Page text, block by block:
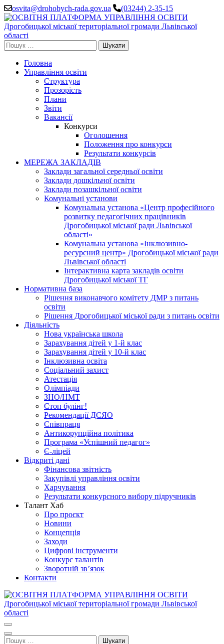
Перейти
до
вмісту
(натисніть
Enter)
osvita@drohobych-rada.gov.ua (03244) 2-35-15
Пошук:
Головна
Управління освіти
Структура
Прозорість
Плани
Звіти
Вакансії
Конкурси
Оголошення
Положення про конкурси
Результати конкурсів
МЕРЕЖА ЗАКЛАДІВ
Заклади загальної середньої освіти
Заклади дошкільної освіти
Заклади позашкільної освіти
Комунальні установи
Комунальна установа «Центр професійного
розвитку педагогічних працівників
Дрогобицької міської ради Львівської
області»
Комунальна установа «Інклюзивно-
ресурсний центр» Дрогобицької міської ради
Львівської області
Інтерактивна карта закладів освіти
Дрогобицької міської ТГ
Нормативна база
Рішення виконавчого комітету ДМР з питань
освіти
Рішення Дрогобицької міської ради з питань освіти
Діяльність
Нова українська школа
Зарахування дітей у 1-й клас
Зарахування дітей у 10-й клас
Інклюзивна освіта
Соціальний захист
Атестація
Олімпіади
ЗНО/НМТ
Стоп булінг!
Рекомендації ДСЯО
Співпраця
Антикорупційна політика
Програма «Успішний педагог»
Є-ліцей
Відкриті дані
Фінансова звітність
Закупівлі управління освіти
Харчування
Результати конкурсного вибору підручників
Талант Хаб
Про проєкт
Новини
Концепція
Заходи
Цифрові інструменти
Конкурс талантів
Зворотній зв’язок
Контакти
Дрогобицької міської територіальної громади Львівської області
Пошук: